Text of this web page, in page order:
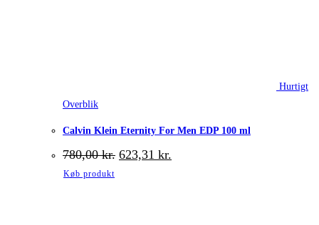
Hurtigt
Overblik
Calvin Klein Eternity For Men EDP 100 ml
780,00kr. Den
oprindelige
623,31 kr.
aktuelle
Køb produkt